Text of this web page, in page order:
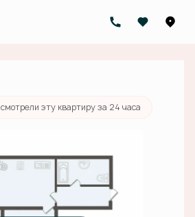
7 800 000 руб.
смотрели эту квартиру за 24 часа